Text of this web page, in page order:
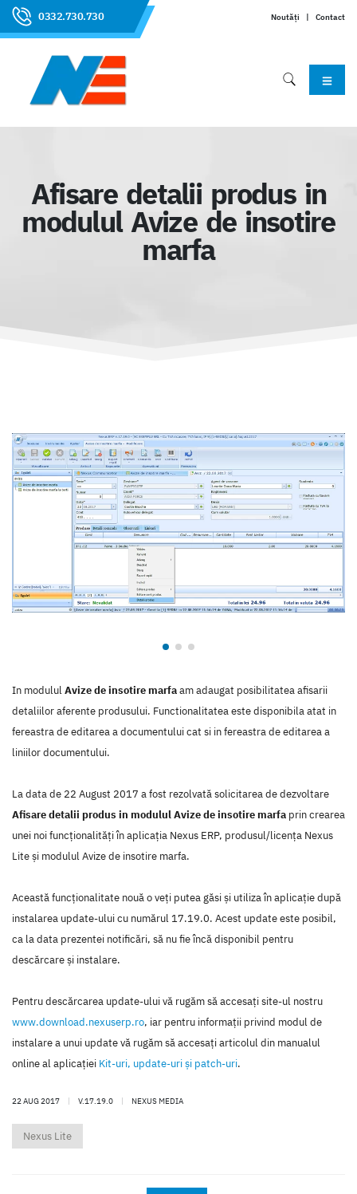
0332.730.730 Noutăți | Contact
Afisare detalii produs in
modulul Avize de insotire
marfa
In modululAvize de insotire marfaam adaugat posibilitatea afisarii
detaliilor aferente produsului. Functionalitatea este disponibila atat in
fereastra de editarea a documentului cat si in fereastra de editarea a
liniilor documentului.
La data de 22 August 2017 a fost rezolvată solicitarea de dezvoltare
Afisare detalii produs in modulul Avize de insotire marfa prin crearea
unei noi funcţionalităţi în aplicaţia Nexus ERP, produsul/licenţa Nexus
Lite şi modulul Avize de insotire marfa.
Această funcţionalitate nouă o veţi putea găsi şi utiliza în aplicaţie după
instalarea update-ului cu numărul 17.19.0. Acest update este posibil,
ca la data prezentei notificări, să nu fie încă disponibil pentru
descărcare şi instalare.
Pentru descărcarea update-ului vă rugăm să accesaţi site-ul nostru
www.download.nexuserp.ro, iar pentru informaţii privind modul de
instalare a unui update vă rugăm să accesaţi articolul din manualul
online al aplicaţiei Kit-uri, update-uri şi patch-uri.
22 AUG 2017 | V.17.19.0 | NEXUS MEDIA
Nexus Lite